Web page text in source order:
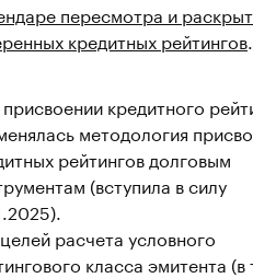
пересмотра и
кредитных рейтингов.
кредитного
методология
рейтингов долговым
(вступила в силу
расчета условного
класса эмитента (в